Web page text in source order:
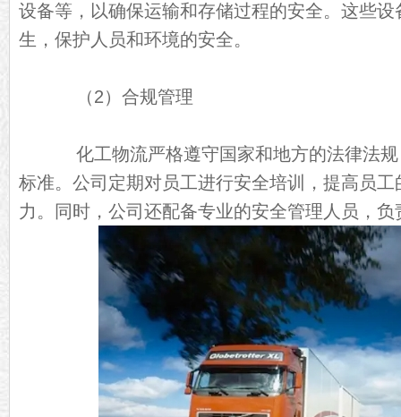
设备等，以确保运输和存储过程的安全。这些
生，保护人员和环境的安全。
（2）合规管理
化工物流严格遵守国家和地方的法律法规
标准。公司定期对员工进行安全培训，提高员
力。同时，公司还配备专业的安全管理人员，